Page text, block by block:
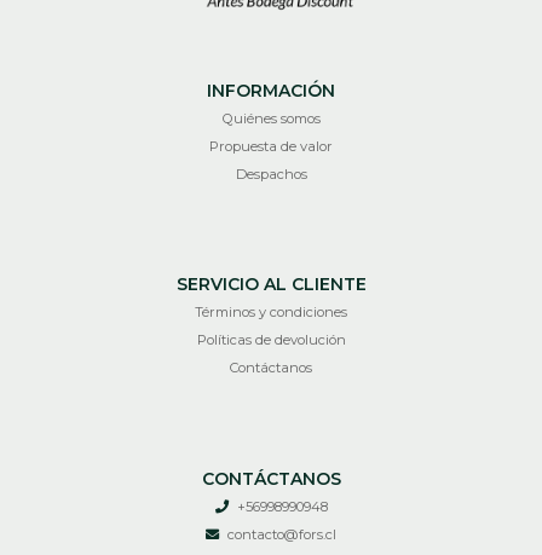
INFORMACIÓN
Quiénes somos
Propuesta de valor
Despachos
SERVICIO AL CLIENTE
Términos y condiciones
Políticas de devolución
Contáctanos
CONTÁCTANOS
+56998990948
contacto@fors.cl